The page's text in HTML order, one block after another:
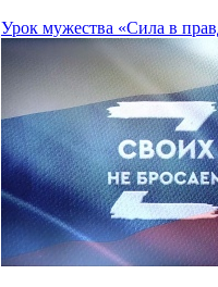
Урок мужества «Сила в